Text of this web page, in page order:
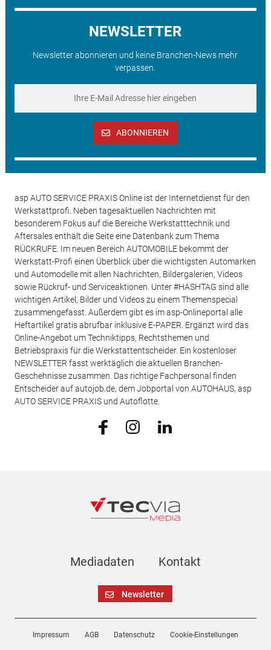
NEWSLETTER
Newsletter abonnieren und keine Branchen-News mehr
verpassen.
ABONNIEREN
asp AUTO SERVICE PRAXIS Online ist der Internetdienst für den
Werkstattprofi. Neben tagesaktuellen Nachrichten mit
besonderem Fokus auf die Bereiche Werkstatttechnik und
Aftersales enthält die Seite eine Datenbank zum Thema
RÜCKRUFE. Im neuen Bereich AUTOMOBILE bekommt der
Werkstatt-Profi einen Überblick über die wichtigsten Automarken
und Automodelle mit allen Nachrichten, Bildergalerien, Videos
sowie Rückruf- und Serviceaktionen. Unter #HASHTAG sind alle
wichtigen Artikel, Bilder und Videos zu einem Themenspecial
zusammengefasst. Außerdem gibt es im asp-Onlineportal alle
Heftartikel gratis abrufbar inklusive E-PAPER. Ergänzt wird das
Online-Angebot um Techniktipps, Rechtsthemen und
Betriebspraxis für die Werkstattentscheider. Ein kostenloser
NEWSLETTER fasst werktäglich die aktuellen Branchen-
Geschehnisse zusammen. Das richtige Fachpersonal finden
Entscheider auf autojob.de, dem Jobportal von AUTOHAUS, asp
AUTO SERVICE PRAXIS und Autoflotte.
Mediadaten Kontakt
Newsletter
Impressum AGB Datenschutz Cookie-Einstellungen